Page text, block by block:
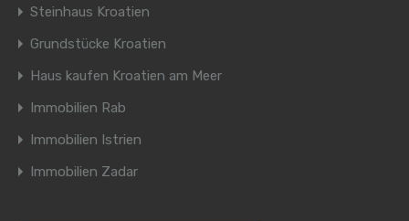
Steinhaus Kroatien
Grundstücke Kroatien
Haus kaufen Kroatien am Meer
Immobilien Rab
Immobilien Istrien
Immobilien Zadar